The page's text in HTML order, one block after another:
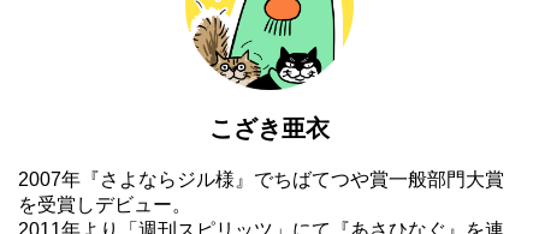
こざき亜衣
2007年『さよならジル様』でちばてつや賞一般部門大賞
を受賞しデビュー。
2011年より「週刊スピリッツ」にて『あさひなぐ』を連